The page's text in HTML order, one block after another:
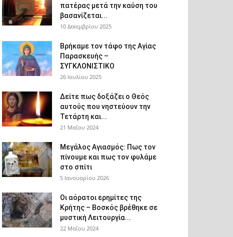
πατέρας μετά την καύση του
βασανίζεται...
10 Δεκεμβρίου 2025
Βρήκαμε τον τάφο της Αγίας
Παρασκευής –
ΣΥΓΚΛΟΝΙΣΤΙΚΟ
26 Ιουλίου 2025
Δείτε πως δοξάζει ο Θεός
αυτούς που νηστεύουν την
Τετάρτη και...
21 Μαΐου 2024
Μεγάλος Αγιασμός: Πως τον
πίνουμε και πως τον φυλάμε
στο σπίτι
5 Ιανουαρίου 2026
Οι αόρατοι ερημίτες της
Κρήτης – Βοσκός βρέθηκε σε
μυστική Λειτουργία...
22 Μαΐου 2024